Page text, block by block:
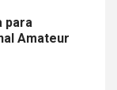
para
Amateur